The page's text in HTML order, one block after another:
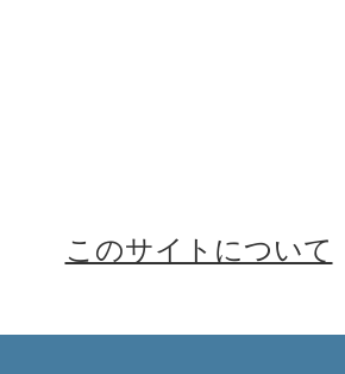
このサイトについて